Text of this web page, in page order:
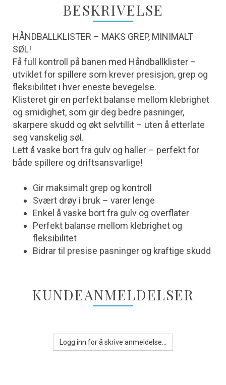
BESKRIVELSE
HÅNDBALLKLISTER – MAKS GREP, MINIMALT
SØL!
Få full kontroll på banen med Håndballklister –
utviklet for spillere som krever presisjon, grep og
fleksibilitet i hver eneste bevegelse.
Klisteret gir en perfekt balanse mellom klebrighet
og smidighet, som gir deg bedre pasninger,
skarpere skudd og økt selvtillit – uten å etterlate
seg vanskelig søl.
Lett å vaske bort fra gulv og haller – perfekt for
både spillere og driftsansvarlige!
Gir maksimalt grep og kontroll
Svært drøy i bruk – varer lenge
Enkel å vaske bort fra gulv og overflater
Perfekt balanse mellom klebrighet og
fleksibilitet
Bidrar til presise pasninger og kraftige skudd
KUNDEANMELDELSER
Logg inn for å skrive anmeldelse...